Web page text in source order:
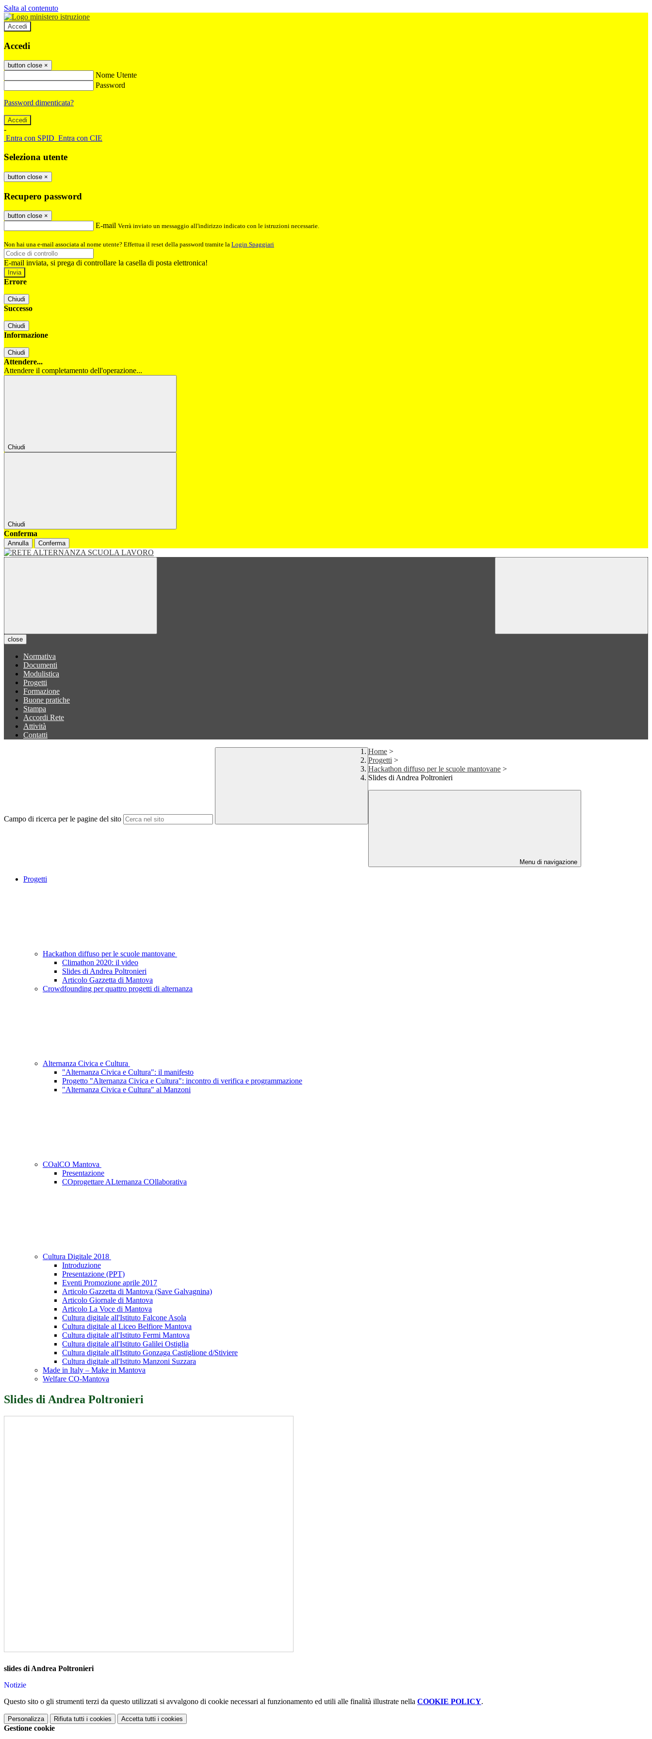
Salta al contenuto
Accedi
Accedi
button close ×
Nome Utente
Password
Password dimenticata?
-
Entra con SPID Entra con CIE
Seleziona utente
button close ×
Recupero password
button close ×
E-mail Verrà inviato un messaggio all'indirizzo indicato con le istruzioni necessarie.
Non hai una e-mail associata al nome utente? Effettua il reset della password tramite la Login Spaggiari
E-mail inviata, si prega di controllare la casella di posta elettronica!
Errore
Chiudi
Successo
Chiudi
Informazione
Chiudi
Attendere...
Attendere il completamento dell'operazione...
Chiudi
Chiudi
Conferma
Annulla Conferma
close
Normativa
Documenti
Modulistica
Progetti
Formazione
Buone pratiche
Stampa
Accordi Rete
Attività
Contatti
Campo di ricerca per le pagine del sito
Home >
Progetti >
Hackathon diffuso per le scuole mantovane >
Slides di Andrea Poltronieri
Menu di navigazione
Progetti
Hackathon diffuso per le scuole mantovane
Climathon 2020: il video
Slides di Andrea Poltronieri
Articolo Gazzetta di Mantova
Crowdfounding per quattro progetti di alternanza
Alternanza Civica e Cultura
"Alternanza Civica e Cultura": il manifesto
Progetto "Alternanza Civica e Cultura": incontro di verifica e programmazione
"Alternanza Civica e Cultura" al Manzoni
COalCO Mantova
Presentazione
COprogettare ALternanza COllaborativa
Cultura Digitale 2018
Introduzione
Presentazione (PPT)
Eventi Promozione aprile 2017
Articolo Gazzetta di Mantova (Save Galvagnina)
Articolo Giornale di Mantova
Articolo La Voce di Mantova
Cultura digitale all'Istituto Falcone Asola
Cultura digitale al Liceo Belfiore Mantova
Cultura digitale all'Istituto Fermi Mantova
Cultura digitale all'Istituto Galilei Ostiglia
Cultura digitale all'Istituto Gonzaga Castiglione d/Stiviere
Cultura digitale all'Istituto Manzoni Suzzara
Made in Italy – Make in Mantova
Welfare CO-Mantova
Slides di Andrea Poltronieri
slides di Andrea Poltronieri
Notizie
Questo sito o gli strumenti terzi da questo utilizzati si avvalgono di cookie necessari al funzionamento ed utili alle finalità illustrate nella COOKIE POLICY.
Personalizza Rifiuta tutti i cookies Accetta tutti i cookies
Gestione cookie